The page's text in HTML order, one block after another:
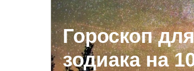
Гороскоп
зодиака на